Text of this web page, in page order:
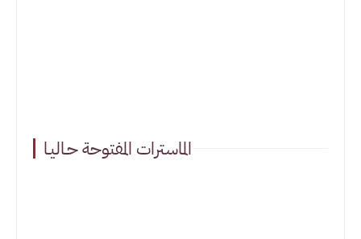
الماسترات المفتوحة حـاليـا